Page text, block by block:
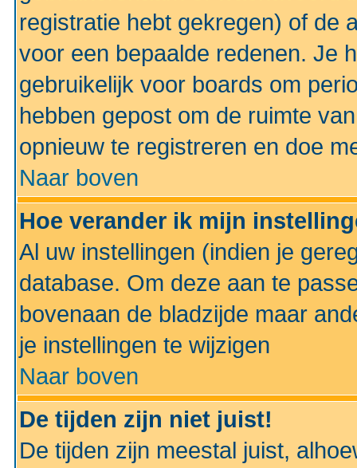
registratie hebt gekregen) of de
voor een bepaalde redenen. Je
gebruikelijk voor boards om
hebben gepost om de ruimte
opnieuw te registreren en doe
Naar boven
Hoe verander ik mijn
Al uw instellingen (indien je
database. Om deze aan te
bovenaan de bladzijde maar
je instellingen te wijzigen
Naar boven
De tijden zijn niet juist!
De tijden zijn meestal juist,